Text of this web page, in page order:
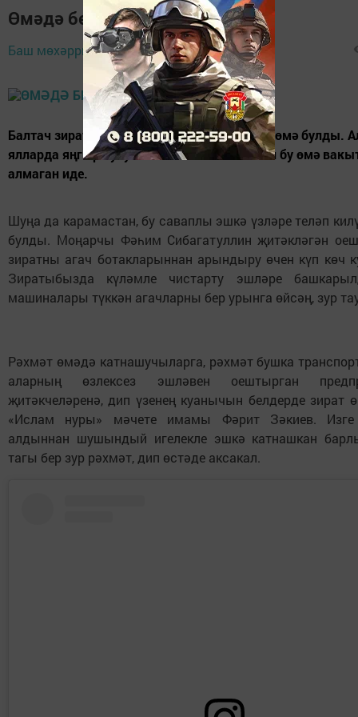
Өмәдә бердәм булдык
Баш мөхәррир, 6 май 2019 - 08:11
Балтач зиратында шимбә көнне чираттагы өмә булды.
ялларда яңгыр булу сәбәпле игълан ителгән бу өмә
алмаган иде.
Шуңа да карамастан, бу саваплы эшкә үзләре теләп
булды. Моңарчы Фәһим Сибагатуллин җитәкләгән
зиратны агач ботакларыннан арындыру өчен күп көч
Зиратыбызда күләмле чистарту эшләре
машиналары түккән агачларны бер урынга өйсәң, зур
Рәхмәт өмәдә катнашучыларга, рәхмәт бушка
аларның өзлексез эшләвен оештырган
җитәкчеләренә, дип үзенең куанычын белдерде зират
«Ислам нуры» мәчете имамы Фәрит Зәкиев.
алдыннан шушындый игелекле эшкә катнашкан
тагы бер зур рәхмәт, дип өстәде аксакал.